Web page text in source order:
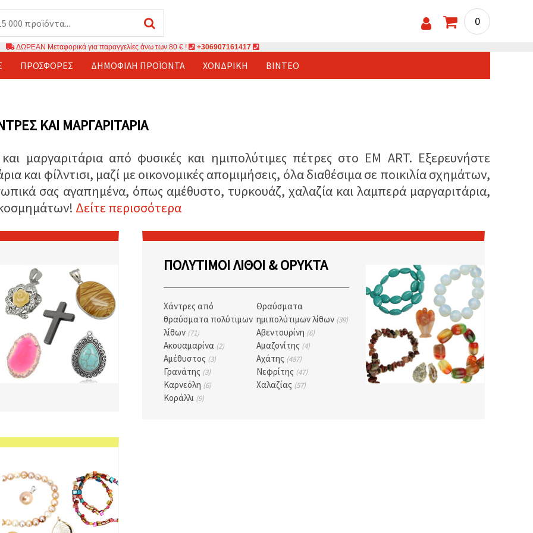
0
ΔΩΡΕΑΝ Μεταφορικά για παραγγελίες άνω των 80 € ! +306907161417
ΠΡΟΣΦΟΡΈΣ ΔΗΜΟΦΙΛΉ ΠΡΟΪΌΝΤΑ ΧΟΝΔΡΙΚΉ ΒΊΝΤΕΟ
ΚΑΙ ΜΑΡΓΑΡΙΤΆΡΙΑ
μαργαριτάρια από φυσικές και ημιπολύτιμες πέτρες στο EM ART. Εξερευνήστε
και φίλντισι, μαζί με οικονομικές απομιμήσεις, όλα διαθέσιμα σε ποικιλία σχημάτων,
σας αγαπημένα, όπως αμέθυστο, τυρκουάζ, χαλαζία και λαμπερά μαργαριτάρια,
κοσμημάτων! Δείτε περισσότερα
ΠΟΛΎΤΙΜΟΙ ΛΊΘΟΙ & ΟΡΥΚΤΆ
Χάντρες από
θραύσματα πολύτιμων
λίθων (71)
Θραύσματα
ημιπολύτιμων λίθων (39)
Αβεντουρίνη (6)
Ακουαμαρίνα (2) Αμαζονίτης (4)
Αμέθυστος (3) Αχάτης (487)
Γρανάτης (3) Νεφρίτης (47)
Καρνεόλη (6) Χαλαζίας (57)
Κοράλλι (9)